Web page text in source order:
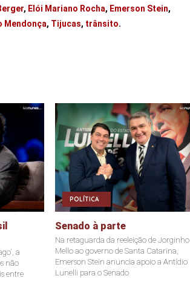
, Elói Mariano Rocha, Emerson Stein,
Mendonça, Tijucas, trânsito.
a
não
entre
POLÍTICA
Senado à parte
Na retaguarda da reeleição de Jorginho
Mello ao governo de Santa Catarina,
Emerson Stein anuncia apoio a Antídio
Lunelli para o Senado